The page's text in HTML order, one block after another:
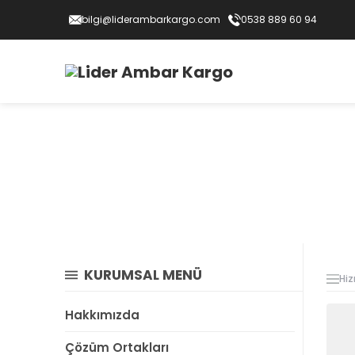
bilgi@liderambarkargo.com 0538 889 60 94
KURUMSAL MENÜ
Hakkımızda
Çözüm Ortakları